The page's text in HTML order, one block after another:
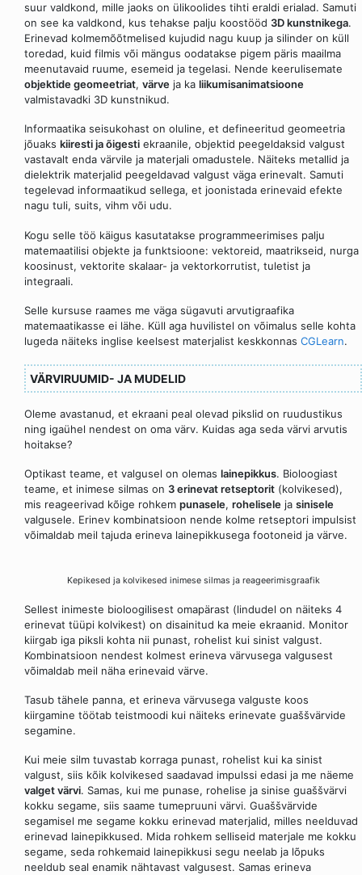
suur valdkond, mille jaoks on ülikoolides tihti eraldi erialad. Samuti
on see ka valdkond, kus tehakse palju koostööd 3D kunstnikega.
Erinevad kolmemõõtmelised kujudid nagu kuup ja silinder on küll
toredad, kuid filmis või mängus oodatakse pigem päris maailma
meenutavaid ruume, esemeid ja tegelasi. Nende keerulisemate
objektide geomeetriat, värve ja ka liikumisanimatsioone
valmistavadki 3D kunstnikud.
Informaatika seisukohast on oluline, et defineeritud geomeetria
jõuaks kiiresti ja õigesti ekraanile, objektid peegeldaksid valgust
vastavalt enda värvile ja materjali omadustele. Näiteks metallid ja
dielektrik materjalid peegeldavad valgust väga erinevalt. Samuti
tegelevad informaatikud sellega, et joonistada erinevaid efekte
nagu tuli, suits, vihm või udu.
Kogu selle töö käigus kasutatakse programmeerimises palju
matemaatilisi objekte ja funktsioone: vektoreid, maatrikseid, nurga
koosinust, vektorite skalaar- ja vektorkorrutist, tuletist ja
integraali.
Selle kursuse raames me väga sügavuti arvutigraafika
matemaatikasse ei lähe. Küll aga huvilistel on võimalus selle kohta
lugeda näiteks inglise keelsest materjalist keskkonnas CGLearn.
VÄRVIRUUMID- JA MUDELID
Oleme avastanud, et ekraani peal olevad pikslid on ruudustikus
ning igaühel nendest on oma värv. Kuidas aga seda värvi arvutis
hoitakse?
Optikast teame, et valgusel on olemas lainepikkus. Bioloogiast
teame, et inimese silmas on 3 erinevat retseptorit (kolvikesed),
mis reageerivad kõige rohkem punasele, rohelisele ja sinisele
valgusele. Erinev kombinatsioon nende kolme retseptori impulsist
võimaldab meil tajuda erineva lainepikkusega footoneid ja värve.
Kepikesed ja kolvikesed inimese silmas ja reageerimisgraafik
Sellest inimeste bioloogilisest omapärast (lindudel on näiteks 4
erinevat tüüpi kolvikest) on disainitud ka meie ekraanid. Monitor
kiirgab iga piksli kohta nii punast, rohelist kui sinist valgust.
Kombinatsioon nendest kolmest erineva värvusega valgusest
võimaldab meil näha erinevaid värve.
Tasub tähele panna, et erineva värvusega valguste koos
kiirgamine töötab teistmoodi kui näiteks erinevate guaššvärvide
segamine.
Kui meie silm tuvastab korraga punast, rohelist kui ka sinist
valgust, siis kõik kolvikesed saadavad impulssi edasi ja me näeme
valget värvi. Samas, kui me punase, rohelise ja sinise guaššvärvi
kokku segame, siis saame tumepruuni värvi. Guaššvärvide
segamisel me segame kokku erinevad materjalid, milles neelduvad
erinevad lainepikkused. Mida rohkem selliseid materjale me kokku
segame, seda rohkemaid lainepikkusi segu neelab ja lõpuks
neeldub seal enamik nähtavast valgusest. Samas erineva